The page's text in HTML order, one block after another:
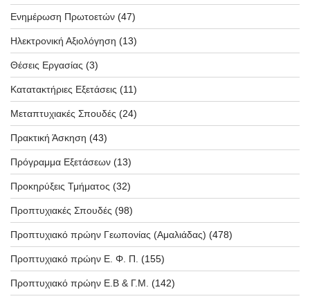
Ενημέρωση Πρωτοετών (47)
Ηλεκτρονική Αξιολόγηση (13)
Θέσεις Εργασίας (3)
Κατατακτήριες Εξετάσεις (11)
Μεταπτυχιακές Σπουδές (24)
Πρακτική Άσκηση (43)
Πρόγραμμα Εξετάσεων (13)
Προκηρύξεις Τμήματος (32)
Προπτυχιακές Σπουδές (98)
Προπτυχιακό πρώην Γεωπονίας (Αμαλιάδας) (478)
Προπτυχιακό πρώην Ε. Φ. Π. (155)
Προπτυχιακό πρώην Ε.Β & Γ.Μ. (142)